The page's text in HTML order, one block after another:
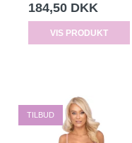
184,50 DKK
VIS PRODUKT
TILBUD